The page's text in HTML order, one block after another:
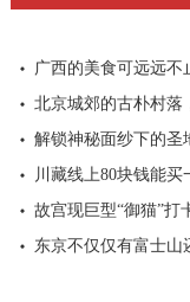
广西的美食可远远不
北京城郊的古朴村落
解锁神秘面纱下的圣
川藏线上80块钱能
故宫现巨型“御猫”打
东京不仅仅有富士山